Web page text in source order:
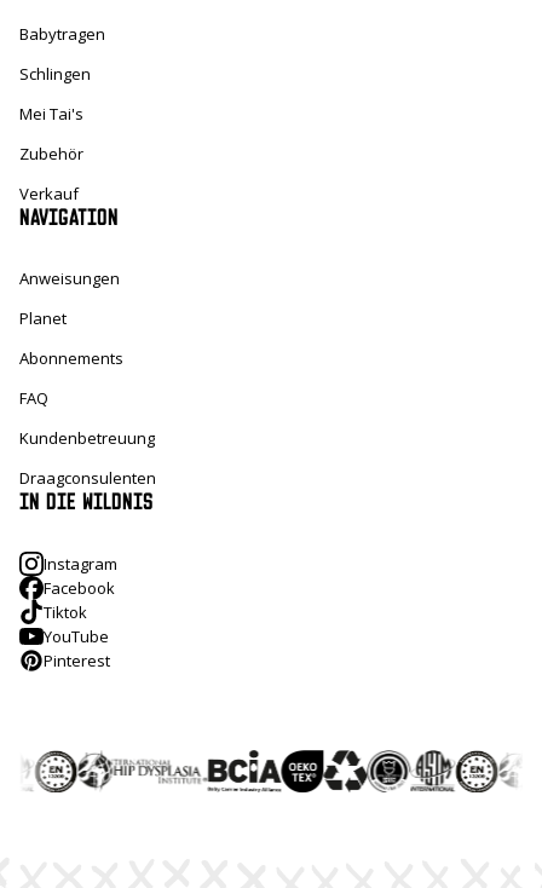
Babytragen
Schlingen
Mei Tai's
Zubehör
Verkauf
NAVIGATION
Anweisungen
Planet
Abonnements
FAQ
Kundenbetreuung
Draagconsulenten
IN DIE WILDNIS
Instagram
Facebook
Tiktok
YouTube
Pinterest